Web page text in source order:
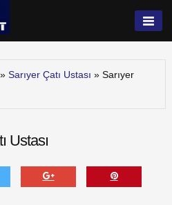
İlgi İnşaat
» Sarıyer Çatı Ustası » Sarıyer
Ustası